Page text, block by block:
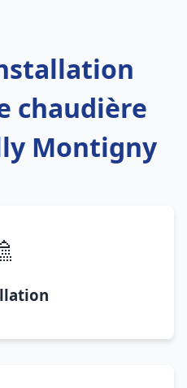
chaudière
Montigny